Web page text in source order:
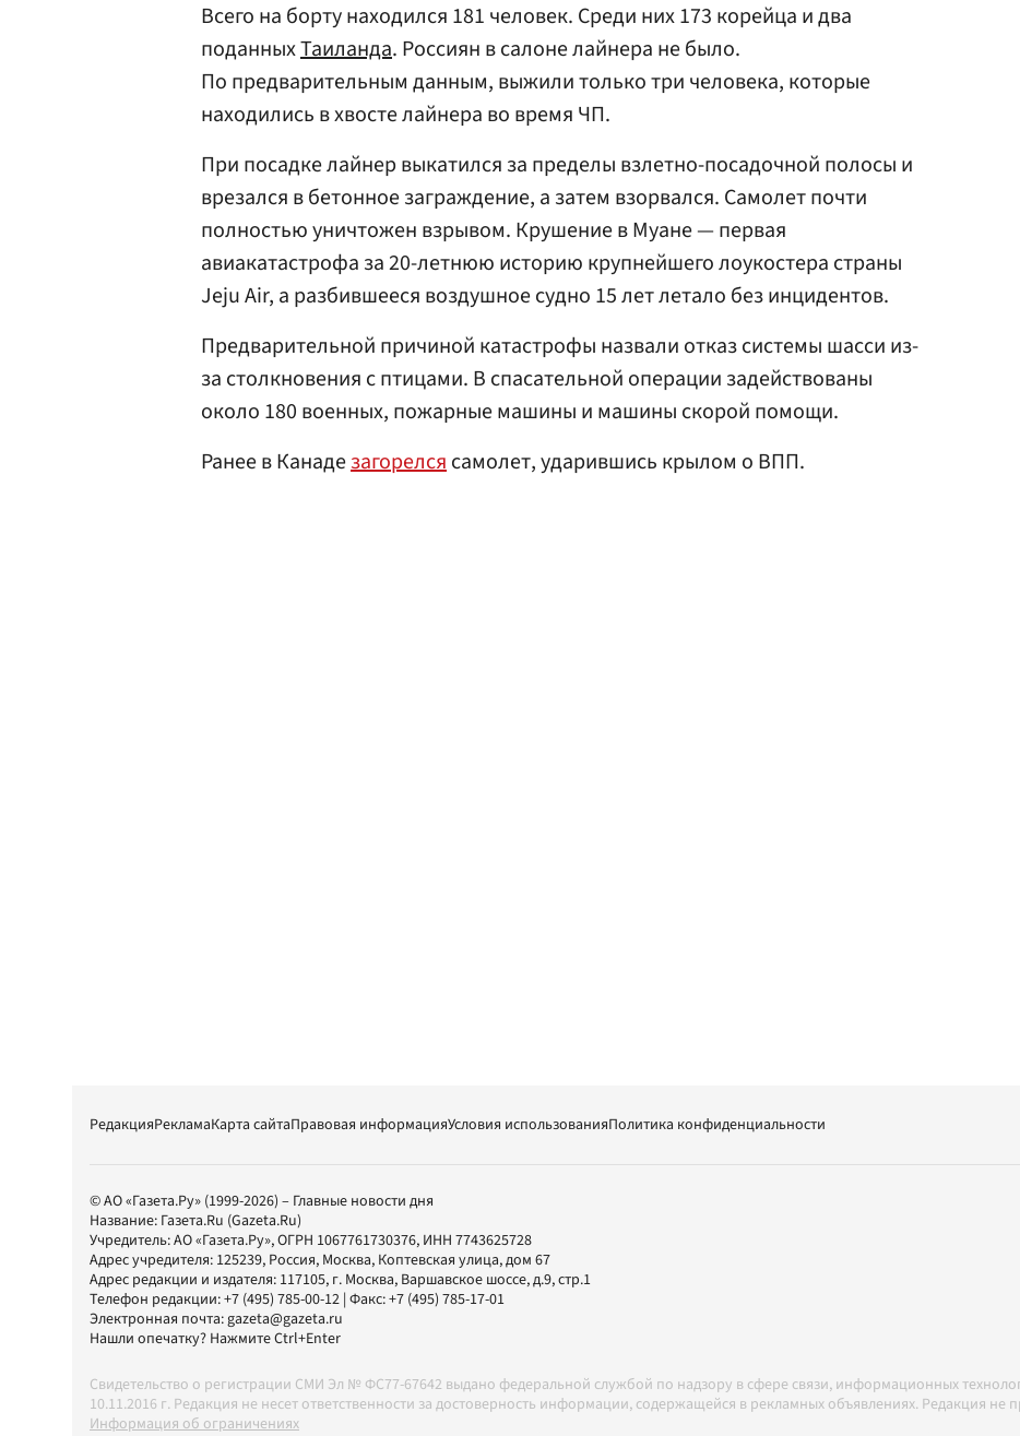
Всего на борту находился 181 человек. Среди них 173 корейца и два
поданныхТаиланда. Россиян в салоне лайнера не было.
По предварительным данным, выжили только три человека, которые
находились в хвосте лайнера во время ЧП.
При посадке лайнер выкатился за пределы взлетно-посадочной полосы и
врезался в бетонное заграждение, а затем взорвался. Самолет почти
полностью уничтожен взрывом. Крушение в Муане — первая
авиакатастрофа за 20-летнюю историю крупнейшего лоукостера страны
Jeju Air, а разбившееся воздушное судно 15 лет летало без инцидентов.
Предварительной причиной катастрофы назвали отказ системы шасси из-
за столкновения с птицами. В спасательной операции задействованы
около 180 военных, пожарные машины и машины скорой помощи.
Ранее в Канадезагорелсясамолет, ударившись крылом о ВПП.
РедакцияРекламаКарта сайтаПравовая информацияУсловия использованияПолитика конфиденциальности
© АО «Газета.Ру» (1999-2026) – Главные новости дня
Название: Газета.Ru (Gazeta.Ru)
Учредитель:АО «Газета.Ру», ОГРН 1067761730376, ИНН 7743625728
Адрес учредителя: 125239, Россия, Москва, Коптевская улица, дом 67
Адрес редакции и издателя: 117105, г. Москва, Варшавское шоссе, д.9, стр.1
Телефон редакции:+7 (495) 785-00-12 | Факс:+7 (495) 785-17-01
Электронная почта:gazeta@gazeta.ru
Нашли опечатку? Нажмите Ctrl+Enter
Свидетельство о регистрации СМИ Эл № ФС77-67642 выдано федеральной службой по надзору в сфере связи, информационных
10.11.2016 г. Редакция не несет ответственности за достоверность информации, содержащейся в рекламных объявлениях. Редакция
Информация об ограничениях